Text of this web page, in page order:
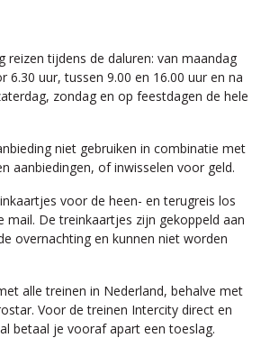
reizen tijdens de daluren: van maandag
6.30 uur, tussen 9.00 en 16.00 uur en na
zondag en op feestdagen de hele
niet gebruiken in combinatie met
aanbiedingen, of inwisselen voor geld.
voor de heen- en terugreis los
mail. De treinkaartjes zijn gekoppeld aan
overnachting en kunnen niet worden
alle treinen in Nederland, behalve met
Voor de treinen Intercity direct en
betaal je vooraf apart een toeslag.